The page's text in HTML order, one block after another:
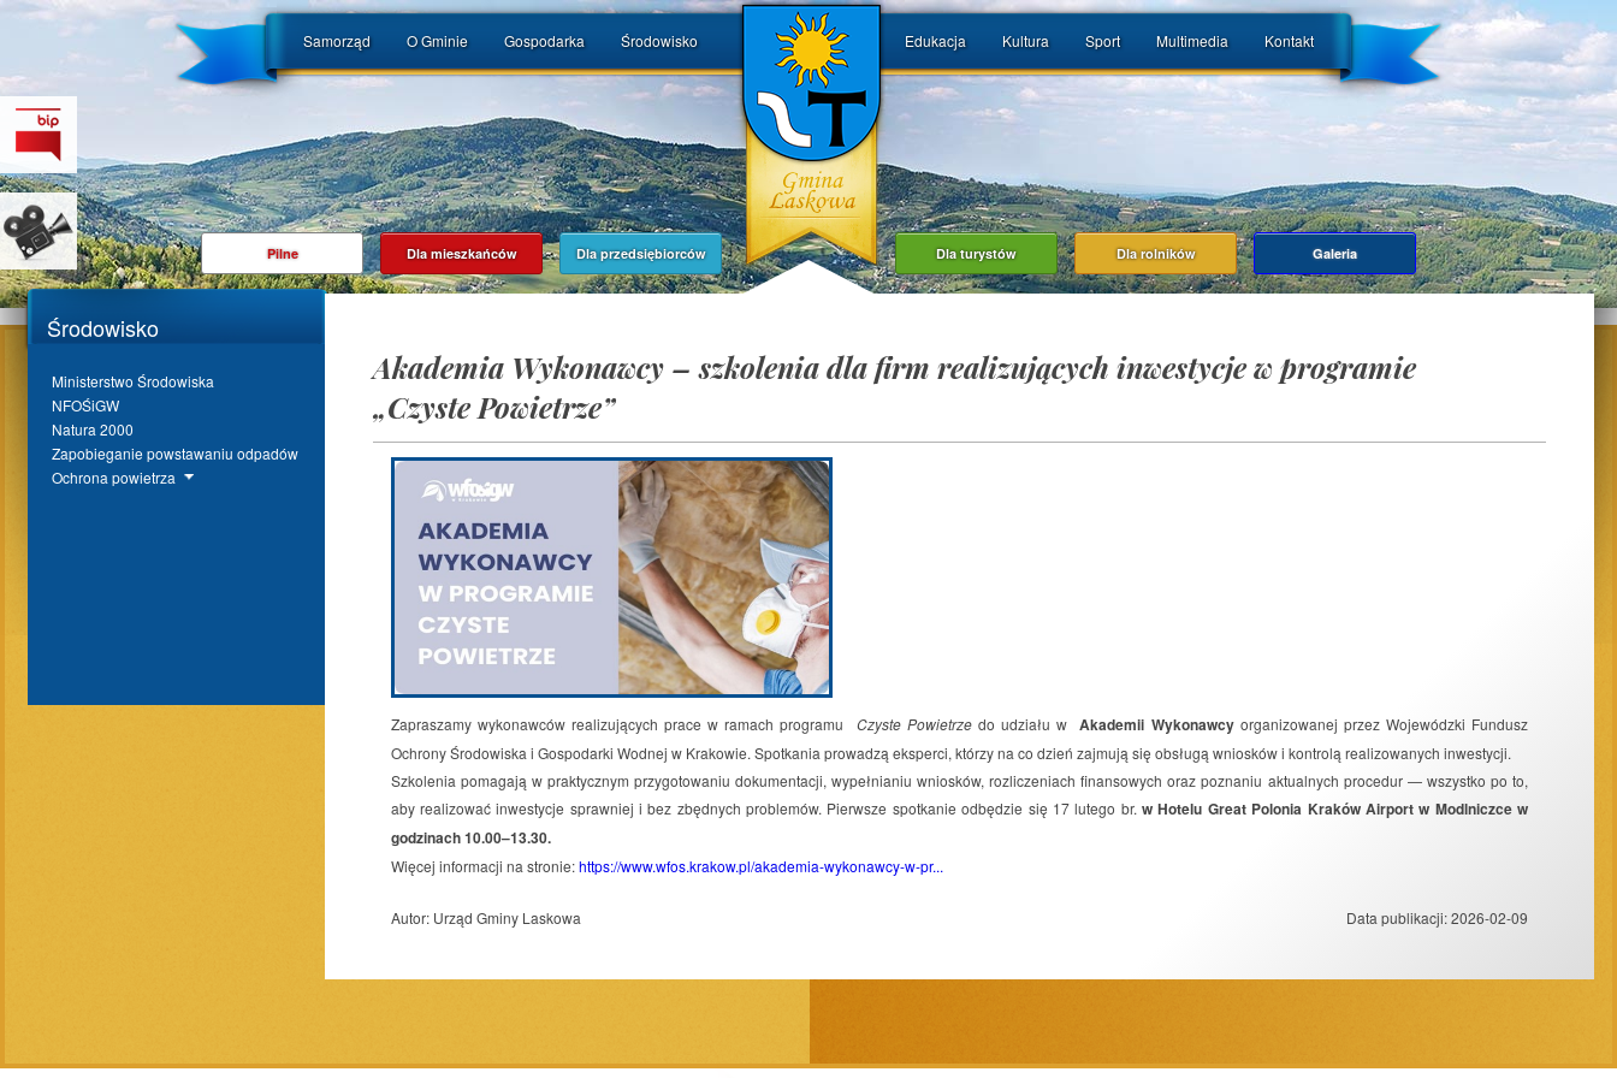
Samorząd O Gminie Gospodarka Środowisko Edukacja Kultura Sport Multimedia Kontakt
Pilne Dla mieszkańców Dla przedsiębiorców Dla turystów Dla rolników Galeria
Środowisko
Ministerstwo Środowiska
NFOŚiGW
Natura 2000
Zapobieganie powstawaniu odpadów
Ochrona powietrza
Akademia Wykonawcy – szkolenia dla firm realizujących inwestycje w programie
„Czyste Powietrze”
Zapraszamy wykonawców realizujących prace w ramach programu Czyste Powietrzedo udziału wAkademii Wykonawcyorganizowanej przez Wojewódzki Fundusz
Ochrony Środowiska i Gospodarki Wodnej w Krakowie. Spotkania prowadzą eksperci, którzy na co dzień zajmują się obsługą wniosków i kontrolą realizowanych inwestycji.
Szkolenia pomagają w praktycznym przygotowaniu dokumentacji, wypełnianiu wniosków, rozliczeniach finansowych oraz poznaniu aktualnych procedur — wszystko po to,
aby realizować inwestycje sprawniej i bez zbędnych problemów. Pierwsze spotkanie odbędzie się 17 lutego br.w Hotelu Great Polonia Kraków Airport w Modlniczce w
godzinach 10.00–13.30.
Więcej informacji na stronie:https://www.wfos.krakow.pl/akademia-wykonawcy-w-pr...
Autor: Urząd Gminy Laskowa Data publikacji:2026-02-09
Projekt strony:ESC SA-Aplikacje internetowe